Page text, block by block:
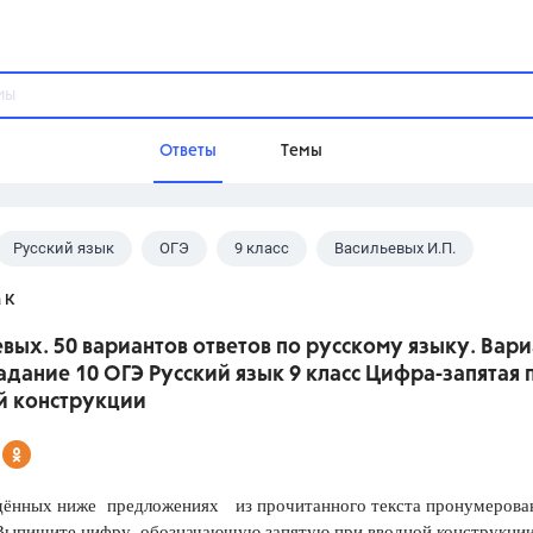
Ответы Темы
Домашнее задание
Школа
Разумовская М.М., Габриелян
Русский язык ОГЭ 9 класс Васильевых И.П.
К
50 вариантов ответов по русскому языку.
10 ОГЭ Русский язык 9 класс Цифра-запятая
конструкции
ниже предложениях из прочитанного текста